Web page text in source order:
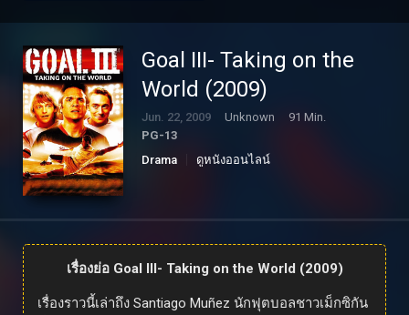
Goal III- Taking on the
World (2009)
Jun. 22, 2009 Unknown
91 Min.
PG-13
Drama
ดูหนังออนไลน์
เรื่องย่อ Goal III- Taking on the World (2009)
เรื่องราวนี้เล่าถึง Santiago Muñez นักฟุตบอลชาวเม็กซิกัน